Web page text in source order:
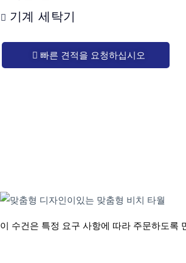
기계 세탁기
빠른 견적을 요청하십시오
이 수건은 특정 요구 사항에 따라 주문하도록